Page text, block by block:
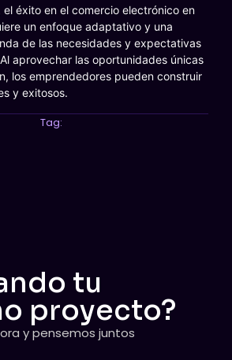
el éxito en el comercio electrónico en
un enfoque adaptativo y una
de las necesidades y expectativas
aprovechar las oportunidades únicas
los emprendedores pueden construir
y exitosos.
Tag:
tu
proyecto?
y pensemos juntos